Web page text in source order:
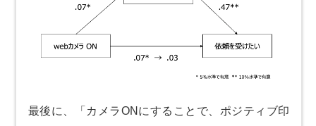
最後に、「カメラONにすることで、ポジティブ印